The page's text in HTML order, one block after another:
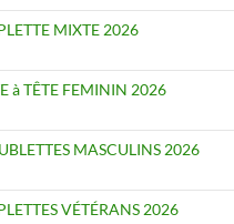
MIXTE 2026
à TÊTE FEMININ 2026
MASCULINS 2026
VÉTÉRANS 2026